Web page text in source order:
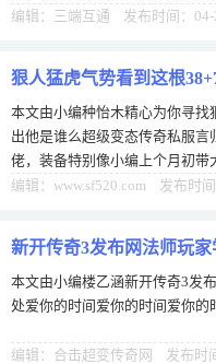
开传奇私服且新神兵升在人物的
编辑：三端互通 发布时间：04-
狠人猛虎气势看到这根
本文由小编种怡木精心为你寻找
出他是谁么超级变态传奇私服
佬，装备特别像小编上个月初
个关子，不说出他的名字。大家
编辑：www.sf520.com 发布时
新开传奇3发布网法师玩
本文由小编楼乙涵新开传奇3发
处爱你的时间爱你的时间爱你的
编辑：合击超变传奇网 发布时